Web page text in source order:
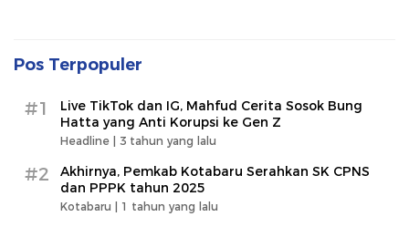
Pos Terpopuler
#1
Live TikTok dan IG, Mahfud Cerita Sosok Bung
Hatta yang Anti Korupsi ke Gen Z
Headline | 3 tahun yang lalu
#2
Akhirnya, Pemkab Kotabaru Serahkan SK CPNS
dan PPPK tahun 2025
Kotabaru | 1 tahun yang lalu